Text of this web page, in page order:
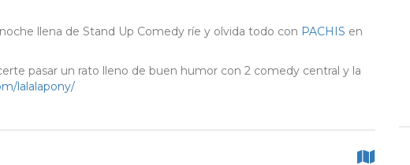
llena de Stand Up Comedy ríe y olvida todo con PACHIS en
pasar un rato lleno de buen humor con 2 comedy central y la
lalalapony/